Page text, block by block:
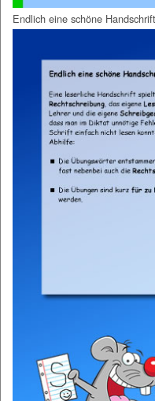
Endlich eine schöne